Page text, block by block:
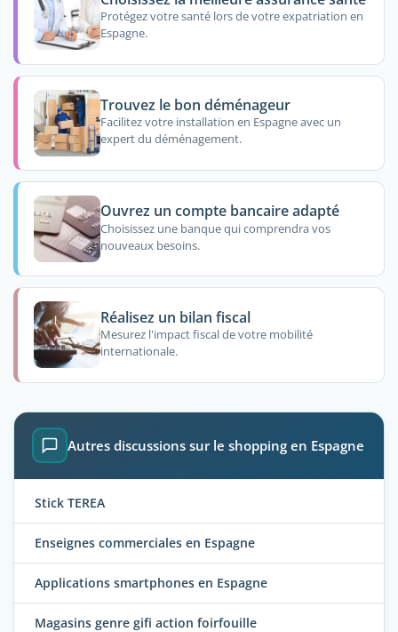
Protégez votre santé lors de votre expatriation en
Espagne.
Trouvez le bon déménageur
Facilitez votre installation en Espagne avec un
expert du déménagement.
Ouvrez un compte bancaire adapté
Choisissez une banque qui comprendra vos
nouveaux besoins.
Réalisez un bilan fiscal
Mesurez l'impact fiscal de votre mobilité
internationale.
Autres discussions sur le shopping en Espagne
Stick TEREA
Enseignes commerciales en Espagne
Applications smartphones en Espagne
Magasins genre gifi action foirfouille